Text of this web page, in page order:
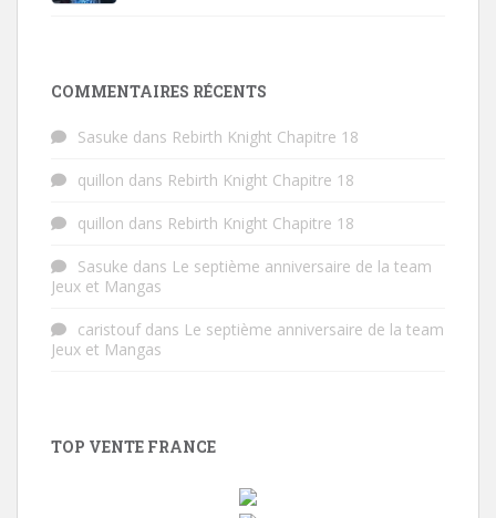
COMMENTAIRES RÉCENTS
Sasuke dans Rebirth Knight Chapitre 18
quillon dans Rebirth Knight Chapitre 18
quillon dans Rebirth Knight Chapitre 18
Sasuke dans Le septième anniversaire de la team
Jeux et Mangas
caristoufdans Le septième anniversaire de la team
Jeux et Mangas
TOP VENTE FRANCE